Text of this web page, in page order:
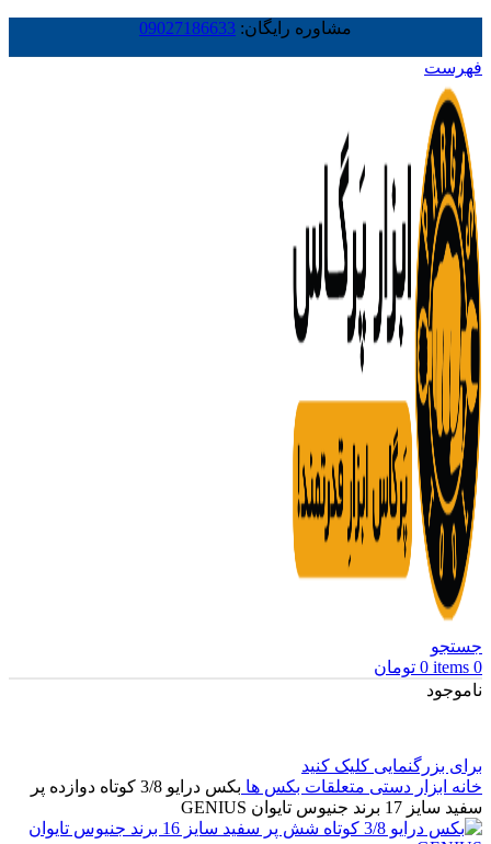
مشاوره رایگان: 09027186633
فهرست
جستجو
0
items
0 تومان
ناموجود
برای بزرگنمایی کلیک کنید
خانه ابزار دستی متعلقات بکس ها
بکس درایو 3/8 کوتاه دوازده پر
سفید سایز 17 برند جنیوس تایوان GENIUS